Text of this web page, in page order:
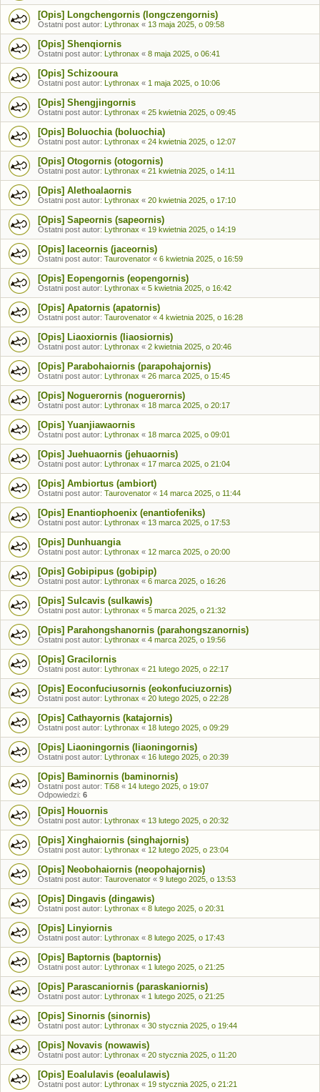
[Opis] Longchengornis (longczengornis)
Ostatni post autor: Lythronax « 13 maja 2025, o 09:58
[Opis] Shenqiornis
Ostatni post autor: Lythronax « 8 maja 2025, o 06:41
[Opis] Schizooura
Ostatni post autor: Lythronax « 1 maja 2025, o 10:06
[Opis] Shengjingornis
Ostatni post autor: Lythronax « 25 kwietnia 2025, o 09:45
[Opis] Boluochia (boluochia)
Ostatni post autor: Lythronax « 24 kwietnia 2025, o 12:07
[Opis] Otogornis (otogornis)
Ostatni post autor: Lythronax « 21 kwietnia 2025, o 14:11
[Opis] Alethoalaornis
Ostatni post autor: Lythronax « 20 kwietnia 2025, o 17:10
[Opis] Sapeornis (sapeornis)
Ostatni post autor: Lythronax « 19 kwietnia 2025, o 14:19
[Opis] Iaceornis (jaceornis)
Ostatni post autor: Taurovenator « 6 kwietnia 2025, o 16:59
[Opis] Eopengornis (eopengornis)
Ostatni post autor: Lythronax « 5 kwietnia 2025, o 16:42
[Opis] Apatornis (apatornis)
Ostatni post autor: Taurovenator « 4 kwietnia 2025, o 16:28
[Opis] Liaoxiornis (liaosiornis)
Ostatni post autor: Lythronax « 2 kwietnia 2025, o 20:46
[Opis] Parabohaiornis (parapohajornis)
Ostatni post autor: Lythronax « 26 marca 2025, o 15:45
[Opis] Noguerornis (noguerornis)
Ostatni post autor: Lythronax « 18 marca 2025, o 20:17
[Opis] Yuanjiawaornis
Ostatni post autor: Lythronax « 18 marca 2025, o 09:01
[Opis] Juehuaornis (jehuaornis)
Ostatni post autor: Lythronax « 17 marca 2025, o 21:04
[Opis] Ambiortus (ambiort)
Ostatni post autor: Taurovenator « 14 marca 2025, o 11:44
[Opis] Enantiophoenix (enantiofeniks)
Ostatni post autor: Lythronax « 13 marca 2025, o 17:53
[Opis] Dunhuangia
Ostatni post autor: Lythronax « 12 marca 2025, o 20:00
[Opis] Gobipipus (gobipip)
Ostatni post autor: Lythronax « 6 marca 2025, o 16:26
[Opis] Sulcavis (sulkawis)
Ostatni post autor: Lythronax « 5 marca 2025, o 21:32
[Opis] Parahongshanornis (parahongszanornis)
Ostatni post autor: Lythronax « 4 marca 2025, o 19:56
[Opis] Gracilornis
Ostatni post autor: Lythronax « 21 lutego 2025, o 22:17
[Opis] Eoconfuciusornis (eokonfuciuzornis)
Ostatni post autor: Lythronax « 20 lutego 2025, o 22:28
[Opis] Cathayornis (katajornis)
Ostatni post autor: Lythronax « 18 lutego 2025, o 09:29
[Opis] Liaoningornis (liaoningornis)
Ostatni post autor: Lythronax « 16 lutego 2025, o 20:39
[Opis] Baminornis (baminornis)
Ostatni post autor: Ti58 « 14 lutego 2025, o 19:07
Odpowiedzi: 6
[Opis] Houornis
Ostatni post autor: Lythronax « 13 lutego 2025, o 20:32
[Opis] Xinghaiornis (singhajornis)
Ostatni post autor: Lythronax « 12 lutego 2025, o 23:04
[Opis] Neobohaiornis (neopohajornis)
Ostatni post autor: Taurovenator « 9 lutego 2025, o 13:53
[Opis] Dingavis (dingawis)
Ostatni post autor: Lythronax « 8 lutego 2025, o 20:31
[Opis] Linyiornis
Ostatni post autor: Lythronax « 8 lutego 2025, o 17:43
[Opis] Baptornis (baptornis)
Ostatni post autor: Lythronax « 1 lutego 2025, o 21:25
[Opis] Parascaniornis (paraskaniornis)
Ostatni post autor: Lythronax « 1 lutego 2025, o 21:25
[Opis] Sinornis (sinornis)
Ostatni post autor: Lythronax « 30 stycznia 2025, o 19:44
[Opis] Novavis (nowawis)
Ostatni post autor: Lythronax « 20 stycznia 2025, o 11:20
[Opis] Eoalulavis (eoalulawis)
Ostatni post autor: Lythronax « 19 stycznia 2025, o 21:21